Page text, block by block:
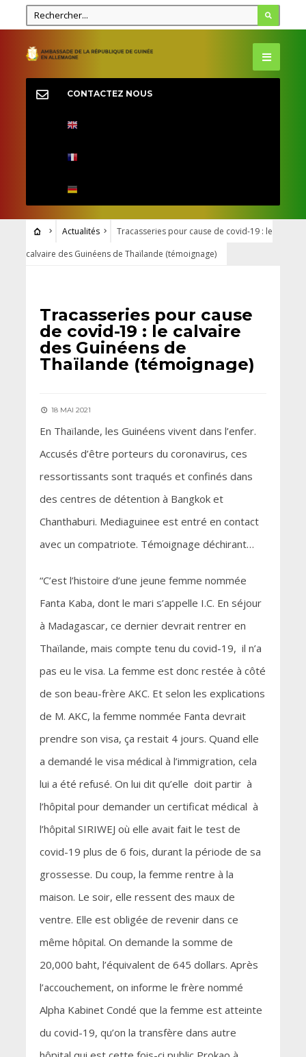
CONTACTEZ NOUS
Actualités
Tracasseries pour cause de covid-19 : le
calvaire des Guinéens de Thaïlande (témoignage)
Tracasseries pour cause
de covid-19 : le calvaire
des Guinéens de
Thaïlande (témoignage)
18 MAI 2021
En Thaïlande, les Guinéens vivent dans l’enfer.
Accusés d’être porteurs du coronavirus, ces
ressortissants sont traqués et confinés dans
des centres de détention à Bangkok et
Chanthaburi. Mediaguinee est entré en contact
avec un compatriote. Témoignage déchirant…
“C’est l’histoire d’une jeune femme nommée
Fanta Kaba, dont le mari s’appelle I.C. En séjour
à Madagascar, ce dernier devrait rentrer en
Thaïlande, mais compte tenu du covid-19, il n’a
pas eu le visa. La femme est donc restée à côté
de son beau-frère AKC. Et selon les explications
de M. AKC, la femme nommée Fanta devrait
prendre son visa, ça restait 4 jours. Quand elle
a demandé le visa médical à l’immigration, cela
lui a été refusé. On lui dit qu’elle doit partir à
l’hôpital pour demander un certificat médical à
l’hôpital SIRIWEJ où elle avait fait le test de
covid-19 plus de 6 fois, durant la période de sa
grossesse. Du coup, la femme rentre à la
maison. Le soir, elle ressent des maux de
ventre. Elle est obligée de revenir dans ce
même hôpital. On demande la somme de
20,000 baht, l’équivalent de 645 dollars. Après
l’accouchement, on informe le frère nommé
Alpha Kabinet Condé que la femme est atteinte
du covid-19, qu’on la transfère dans autre